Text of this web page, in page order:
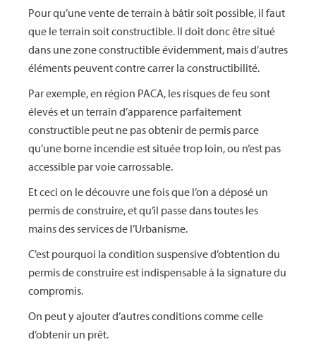
Pour qu’une vente de terrain à bâtir soit possible, il faut
que le terrain soit constructible. Il doit donc être situé
dans une zone constructible évidemment, mais d’autres
éléments peuvent contre carrer la constructibilité.
Par exemple, en région PACA, les risques de feu sont
élevés et un terrain d’apparence parfaitement
constructible peut ne pas obtenir de permis parce
qu’une borne incendie est située trop loin, ou n’est pas
accessible par voie carrossable.
Et ceci on le découvre une fois que l’on a déposé un
permis de construire, et qu’il passe dans toutes les
mains des services de l’Urbanisme.
C’est pourquoi la condition suspensive d’obtention du
permis de construire est indispensable à la signature du
compromis.
On peut y ajouter d’autres conditions comme celle
d’obtenir un prêt.